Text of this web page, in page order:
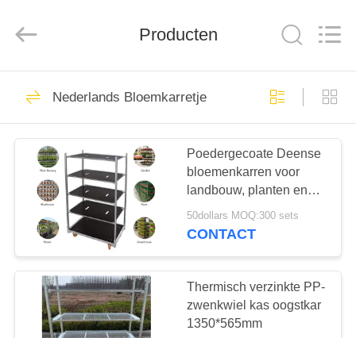
HUIS
PRODUCTEN
VIDEO'S
OVER
ONS
FABRIEKSTOCHT
Co., Ltd. .
Nederlands
Bloemkarretje
201
Deens
Bloemkarretje
130
Producten
Nederlands Bloemkarretje
Poedergecoate Deense
bloemenkarren voor
landbouw, planten en
oogst in kassen
50dollars MOQ:300 sets
CONTACT
Thermisch verzinkte PP-
zwenkwiel kas oogstkar
1350*565mm